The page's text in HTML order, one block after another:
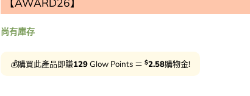
用優惠劵 再減5%
尚有庫存
💰購買此產品即賺129Glow Points ＝ $2.58購物金!